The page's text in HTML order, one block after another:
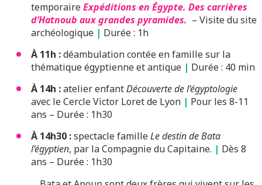
temporaireExpéditions en Égypte. Des carrières
d’Hatnoub aux grandes pyramides. – Visite du site
archéologique | Durée : 1h
À 11h :déambulation contée en famille sur la
thématique égyptienne et antique | Durée : 40 min
À 14h :atelier enfantDécouverte de l’égyptologie
avec le Cercle Victor Loret de Lyon | Pour les 8-11
ans – Durée : 1h30
À 14h30 :spectacle familleLe destin de Bata
l’égyptien, par la Compagnie du Capitaine. | Dès 8
ans – Durée : 1h30